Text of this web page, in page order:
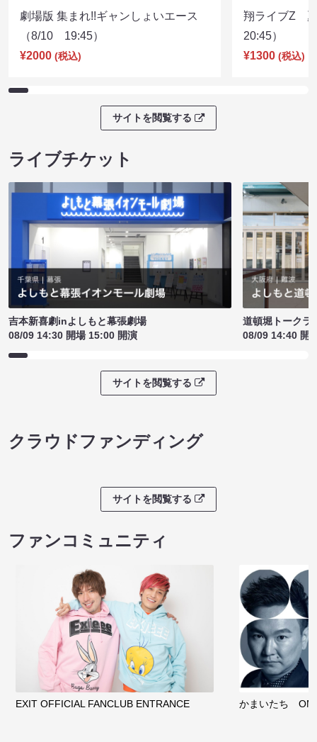
劇場版 集まれ!!ギャンしょいエース
（8/10 19:45）
¥2000 (税込)
翔ライブZ
20:45）
¥1300 (税込)
サイトを閲覧する
ライブチケット
吉本新喜劇inよしもと幕張劇場
08/09 14:30 開場 15:00 開演
道頓堀トークラ
08/09 14:40 開
サイトを閲覧する
クラウドファンディング
サイトを閲覧する
ファンコミュニティ
EXIT OFFICIAL FANCLUB ENTRANCE かまいたち